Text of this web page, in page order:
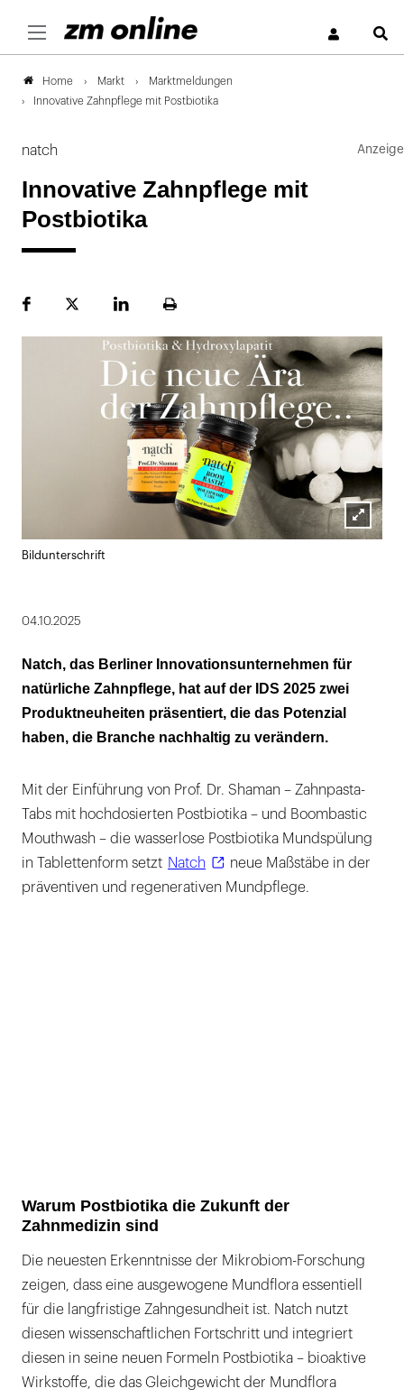
Home Markt
Marktmeldungen
Innovative Zahnpflege mit Postbiotika
natch
Innovative Zahnpflege mit
Postbiotika
FacebookPlattformLinekdInSeite
Lightbox
Bildunterschrift
04.10.2025
Natch, das Berliner Innovationsunternehmen für
natürliche Zahnpflege, hat auf der IDS 2025 zwei
Produktneuheiten präsentiert, die das Potenzial
haben, die Branche nachhaltig zu verändern.
Mit der Einführung von Prof. Dr. Shaman – Zahnpasta-
Tabs mit hochdosierten Postbiotika – und Boombastic
Mouthwash – die wasserlose Postbiotika Mundspülung
in Tablettenform setzt Natch
neue Maßstäbe in der
präventiven und regenerativen Mundpflege.
Warum Postbiotika die Zukunft der
Zahnmedizin sind
Die neuesten Erkenntnisse der Mikrobiom-Forschung
zeigen, dass eine ausgewogene Mundflora essentiell
für die langfristige Zahngesundheit ist. Natch nutzt
diesen wissenschaftlichen Fortschritt und integriert
diesen in seine neuen Formeln Postbiotika – bioaktive
Wirkstoffe, die das Gleichgewicht der Mundflora